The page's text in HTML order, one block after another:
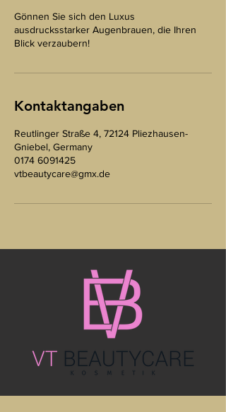
Gönnen Sie sich den Luxus
ausdrucksstarker Augenbrauen, die Ihren
Blick verzaubern!
Kontaktangaben
Reutlinger Straße 4, 72124 Pliezhausen-
Gniebel, Germany
0174 6091425
vtbeautycare@gmx.de